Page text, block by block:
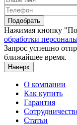
Подобрать
Нажимая кнопку
обработки
Запрос успешно
ближайшее время.
Наверх
О компании
Как купить
Гарантия
Статьи